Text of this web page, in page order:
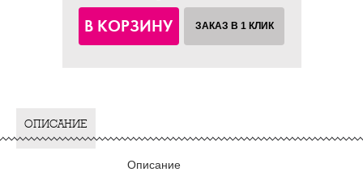
В КОРЗИНУ ЗАКАЗ В 1 КЛИК
ОПИСАНИЕ
Описание